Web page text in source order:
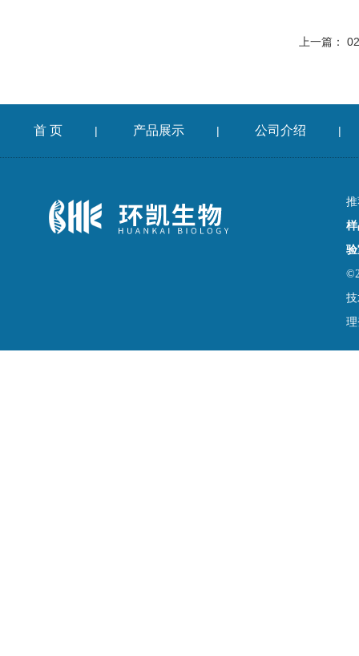
上一篇：
首 页 | 产品展示 | 公司介绍 |